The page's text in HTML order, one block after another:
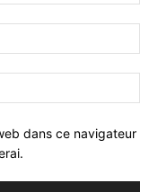
dans ce navigateur